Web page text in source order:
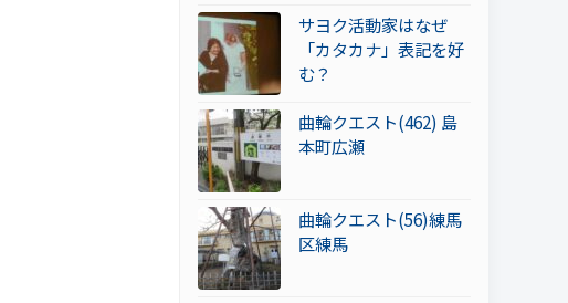
サヨク活動家はなぜ
「カタカナ」表記を好
む？
曲輪クエスト(462) 島
本町広瀬
曲輪クエスト(56)練馬
区練馬